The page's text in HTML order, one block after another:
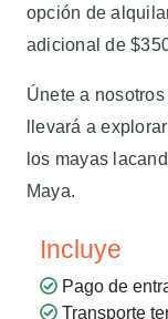
opción de
adicional de
Únete a
llevará a
los mayas
Maya.
Incluye
Pago de
Transporte